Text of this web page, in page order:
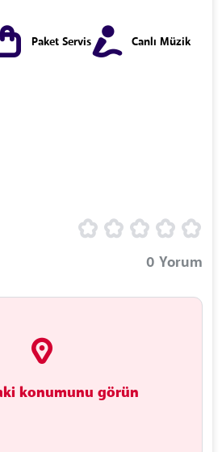
Paket Servis Canlı Müzik
0 Yorum
konumunu görün